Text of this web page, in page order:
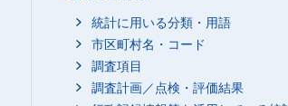
統計に用いる分類・用語
市区町村名・コード
調査項目
調査計画／点検・評価結果